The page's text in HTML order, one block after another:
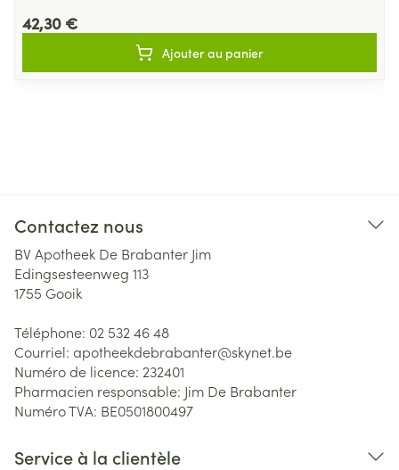
42,30 €
Ajouter au panier
Contactez nous
BV Apotheek De Brabanter Jim
Edingsesteenweg 113
1755 Gooik
Téléphone: 02 532 46 48
Courriel: apotheekdebrabanter@skynet.be
Numéro de licence: 232401
Pharmacien responsable: Jim De Brabanter
Numéro TVA: BE0501800497
Service à la clientèle